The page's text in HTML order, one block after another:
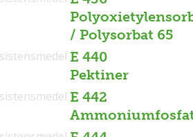
/ Polysorbat 65
E 440
Pektiner
E 442